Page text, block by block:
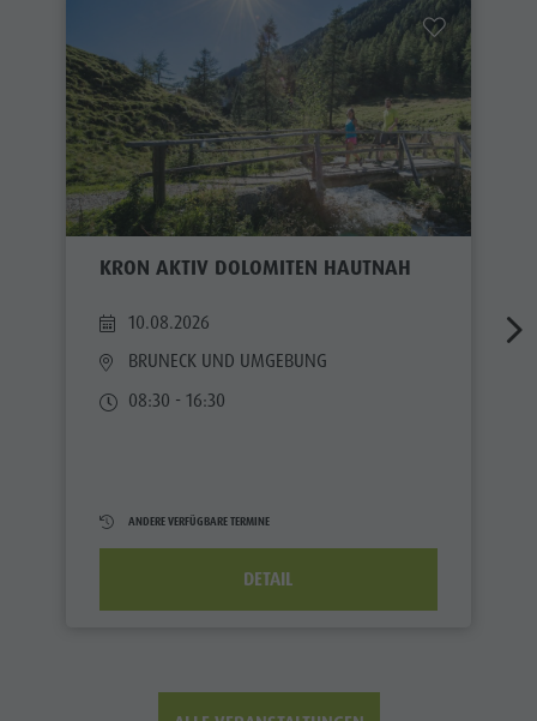
KRON AKTIV DOLOMITEN HAUTNAH
10.08.2026
BRUNECK UND UMGEBUNG
08:30 - 16:30
ANDERE VERFÜGBARE TERMINE
DETAIL